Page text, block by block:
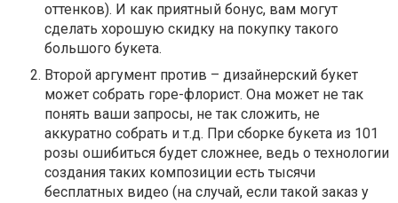
оттенков). И как приятный бонус, вам могут
сделать хорошую скидку на покупку такого
большого букета.
Второй аргумент против – дизайнерский букет
может собрать горе-флорист. Она может не так
понять ваши запросы, не так сложить, не
аккуратно собрать и т.д. При сборке букета из 101
розы ошибиться будет сложнее, ведь о технологии
создания таких композиции есть тысячи
бесплатных видео (на случай, если такой заказ у